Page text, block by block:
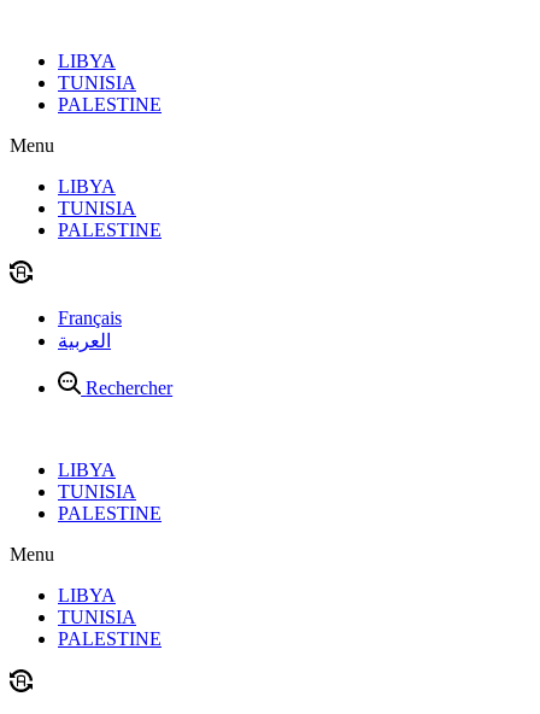
contenuLIBYA
TUNISIA
PALESTINE
Menu
LIBYA
TUNISIA
PALESTINE
Français
العربية
Rechercher
LIBYA
TUNISIA
PALESTINE
Menu
LIBYA
TUNISIA
PALESTINE